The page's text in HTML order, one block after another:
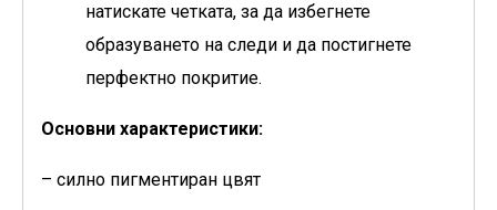
натискате четката, за да избегнете
образуването на следи и да постигнете
перфектно покритие.
Основни характеристики:
– силно пигментиран цвят